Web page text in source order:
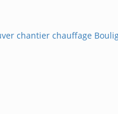
chantier chauffage